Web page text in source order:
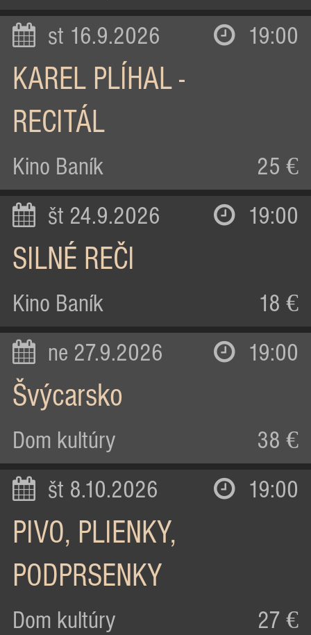
st 16.9.2026 19:00
KAREL PLÍHAL -
RECITÁL
Kino Baník 25 €
št 24.9.2026 19:00
SILNÉ REČI
Kino Baník 18 €
ne 27.9.2026 19:00
Švýcarsko
Dom kultúry 38 €
št 8.10.2026 19:00
PIVO, PLIENKY,
PODPRSENKY
Dom kultúry 27 €